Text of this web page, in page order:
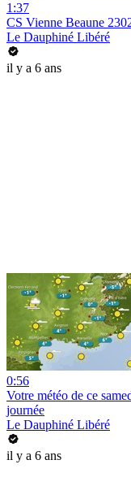
1:37
CS Vienne Beaune
Le Dauphiné Libéré
il y a 6 ans
0:56
Votre météo de ce
journée
Le Dauphiné Libéré
il y a 6 ans